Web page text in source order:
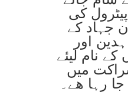
کی
جہاد کے
اور
نام لیئے
میں
جا رہا ھے۔